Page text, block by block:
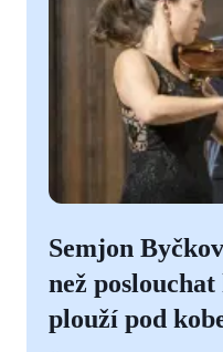
Semjon
než
plouží pod